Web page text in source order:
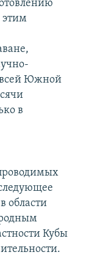
этим
всей Южной
в
области
Кубы